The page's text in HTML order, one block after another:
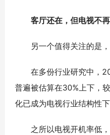
客厅还在，但电视不
另一个值得关注的是
在多份行业研究中，
普遍被估算在30%上下，
化已成为电视行业结构性下
之所以电视开机率低